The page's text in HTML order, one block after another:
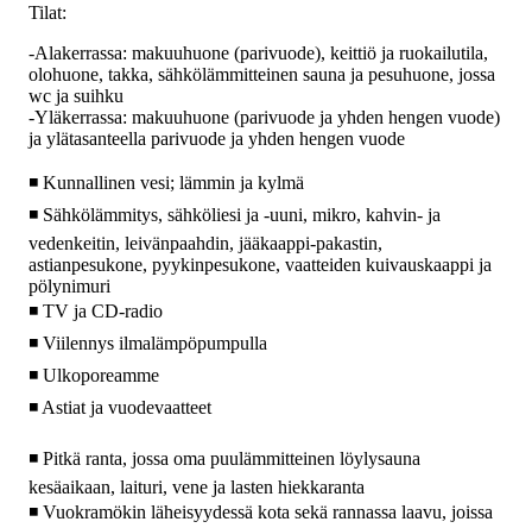
Tilat:
-Alakerrassa: makuuhuone (parivuode), keittiö ja ruokailutila,
olohuone, takka, sähkölämmitteinen sauna ja pesuhuone, jossa
wc ja suihku
-Yläkerrassa: makuuhuone (parivuode ja yhden hengen vuode)
ja ylätasanteella parivuode ja yhden hengen vuode
◾ Kunnallinen vesi; lämmin ja kylmä
◾ Sähkölämmitys, sähköliesi ja -uuni, mikro, kahvin- ja
vedenkeitin, leivänpaahdin, jääkaappi-pakastin,
astianpesukone, pyykinpesukone, vaatteiden kuivauskaappi ja
pölynimuri
◾ TV ja CD-radio
◾ Viilennys ilmalämpöpumpulla
◾ Ulkoporeamme
◾ Astiat ja vuodevaatteet
◾ Pitkä ranta, jossa oma puulämmitteinen löylysauna
kesäaikaan, laituri, vene ja lasten hiekkaranta
◾ Vuokramökin läheisyydessä kota sekä rannassa laavu, joissa